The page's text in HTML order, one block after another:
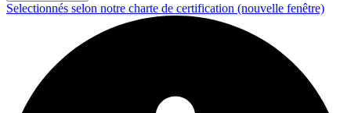
Selectionnés selon notre charte de certification (nouvelle fenêtre)